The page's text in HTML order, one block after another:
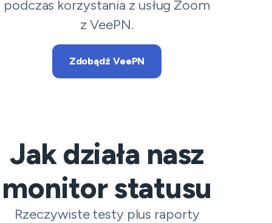
podczas korzystania z usług Zoom
z VeePN.
Zdobądź VeePN
Jak działa nasz
monitor statusu
Rzeczywiste testy plus raporty